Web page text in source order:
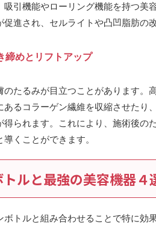
吸引機能やローリング機能を持つ美
進され、セルライトや凸凹脂肪の
締めとリフトアップ
のたるみが目立つことがあります。
あるコラーゲン繊維を収縮させたり
得られます。これにより、施術後の
くことができます。
ルと最強の美容機器４
ボトルと組み合わせることで特に効